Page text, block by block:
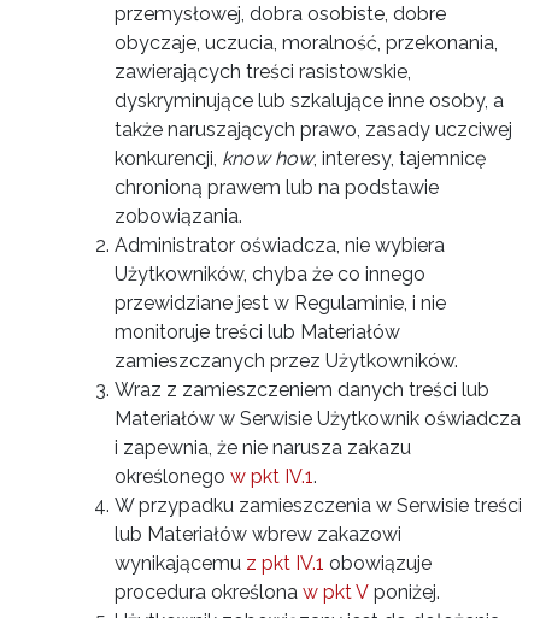
przemysłowej, dobra osobiste, dobre
obyczaje, uczucia, moralność, przekonania,
zawierających treści rasistowskie,
dyskryminujące lub szkalujące inne osoby, a
także naruszających prawo, zasady uczciwej
konkurencji, know how, interesy, tajemnicę
chronioną prawem lub na podstawie
zobowiązania.
Administrator oświadcza, nie wybiera
Użytkowników, chyba że co innego
przewidziane jest w Regulaminie, i nie
monitoruje treści lub Materiałów
zamieszczanych przez Użytkowników.
Wraz z zamieszczeniem danych treści lub
Materiałów w Serwisie Użytkownik oświadcza
i zapewnia, że nie narusza zakazu
określonego w pkt IV.1.
W przypadku zamieszczenia w Serwisie treści
lub Materiałów wbrew zakazowi
wynikającemu z pkt IV.1 obowiązuje
procedura określona w pkt V poniżej.